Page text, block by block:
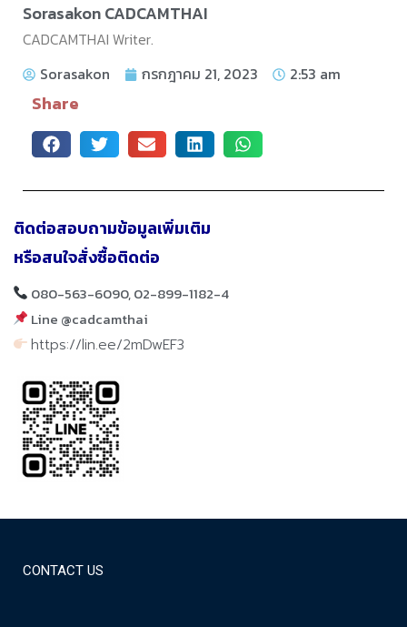
Sorasakon CADCAMTHAI
CADCAMTHAI Writer.
Sorasakon
กรกฎาคม 21, 2023 2:53 am
Share
ติดต่อสอบถามข้อมูลเพิ่มเติม
หรือสนใจสั่งซื้อติดต่อ
080-563-6090, 02-899-1182-4
Line @cadcamthai
https://lin.ee/2mDwEF3
CONTACT US